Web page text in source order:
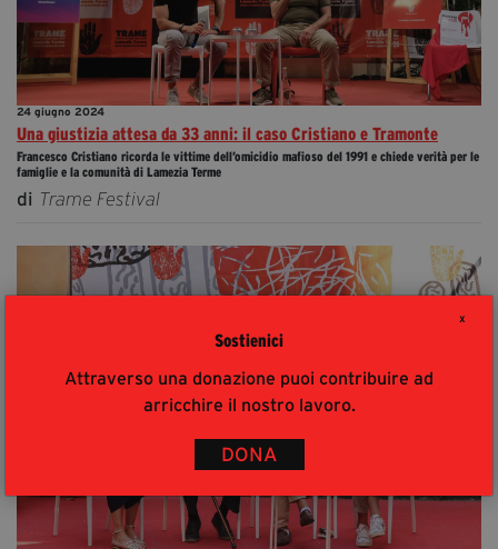
X
Sostienici
Attraverso una donazione puoi contribuire ad
arricchire il nostro lavoro.
DONA
24 giugno 2024
Una giustizia attesa da 33 anni: il caso Cristiano e Tramonte
Francesco Cristiano ricorda le vittime dell’omicidio mafioso del 1991 e chiede verità per le
famiglie e la comunità di Lamezia Terme
di Trame Festival